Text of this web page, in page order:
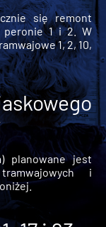
się remont
peronie 1 i 2. W
1, 2, 10,
planowane jest
i